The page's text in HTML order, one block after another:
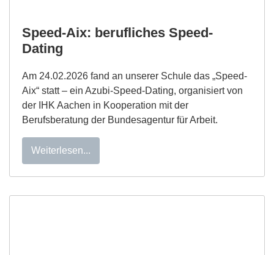
Speed-Aix: berufliches Speed-
Dating
Am 24.02.2026 fand an unserer Schule das „Speed-
Aix“ statt – ein Azubi-Speed-Dating, organisiert von
der IHK Aachen in Kooperation mit der
Berufsberatung der Bundesagentur für Arbeit.
Weiterlesen...